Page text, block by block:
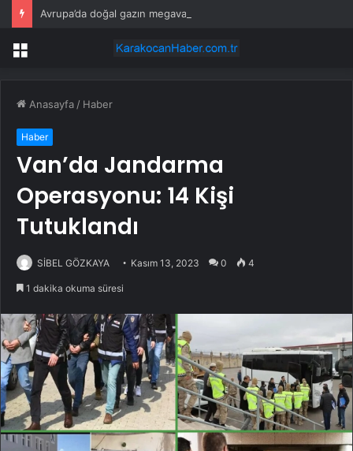
Avrupa’da doğal gazın megavatsaati 58,70 euroya düştü
Menü
Anasayfa / Haber
Haber
Van’da Jandarma
Operasyonu: 14 Kişi
Tutuklandı
SİBEL GÖZKAYA Kasım 13, 2023 0 4
1 dakika okuma süresi